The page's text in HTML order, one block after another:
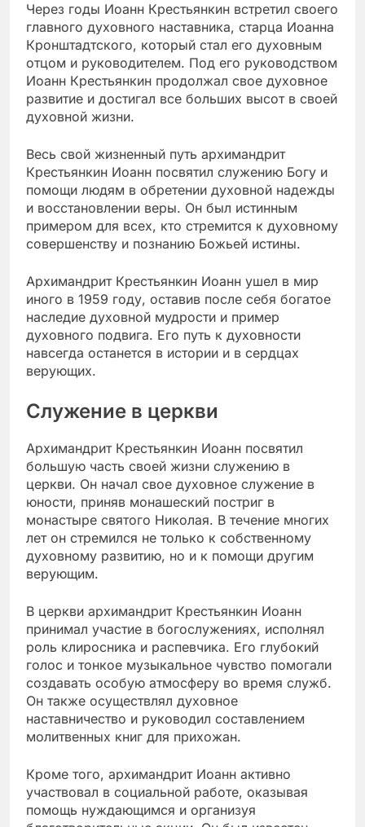
Через годы Иоанн Крестьянкин встретил своего
главного духовного наставника, старца Иоанна
Кронштадтского, который стал его духовным
отцом и руководителем. Под его руководством
Иоанн Крестьянкин продолжал свое духовное
развитие и достигал все больших высот в своей
духовной жизни.
Весь свой жизненный путь архимандрит
Крестьянкин Иоанн посвятил служению Богу и
помощи людям в обретении духовной надежды
и восстановлении веры. Он был истинным
примером для всех, кто стремится к духовному
совершенству и познанию Божьей истины.
Архимандрит Крестьянкин Иоанн ушел в мир
иного в 1959 году, оставив после себя богатое
наследие духовной мудрости и пример
духовного подвига. Его путь к духовности
навсегда останется в истории и в сердцах
верующих.
Служение в церкви
Архимандрит Крестьянкин Иоанн посвятил
большую часть своей жизни служению в
церкви. Он начал свое духовное служение в
юности, приняв монашеский постриг в
монастыре святого Николая. В течение многих
лет он стремился не только к собственному
духовному развитию, но и к помощи другим
верующим.
В церкви архимандрит Крестьянкин Иоанн
принимал участие в богослужениях, исполнял
роль клиросника и распевчика. Его глубокий
голос и тонкое музыкальное чувство помогали
создавать особую атмосферу во время служб.
Он также осуществлял духовное
наставничество и руководил составлением
молитвенных книг для прихожан.
Кроме того, архимандрит Иоанн активно
участвовал в социальной работе, оказывая
помощь нуждающимся и организуя